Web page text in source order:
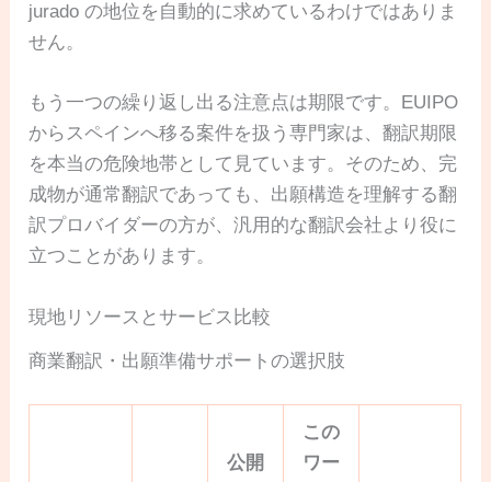
jurado の地位を自動的に求めているわけではありま
せん。
もう一つの繰り返し出る注意点は期限です。EUIPO
からスペインへ移る案件を扱う専門家は、翻訳期限
を本当の危険地帯として見ています。そのため、完
成物が通常翻訳であっても、出願構造を理解する翻
訳プロバイダーの方が、汎用的な翻訳会社より役に
立つことがあります。
現地リソースとサービス比較
商業翻訳・出願準備サポートの選択肢
公開
この
ワー